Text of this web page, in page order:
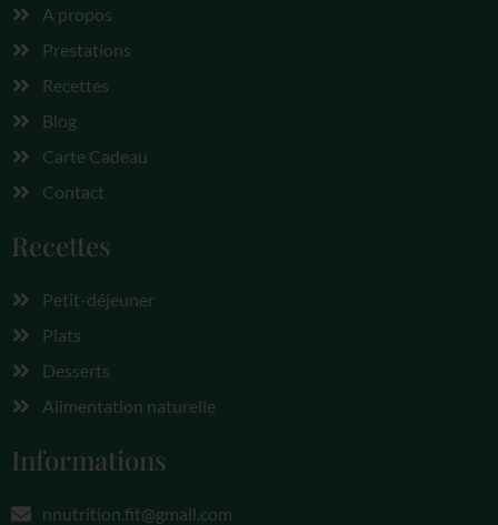
A propos
Prestations
Recettes
Blog
Carte Cadeau
Contact
Recettes
Petit-déjeuner
Plats
Desserts
Alimentation naturelle
Informations
nnutrition.fit@gmail.com